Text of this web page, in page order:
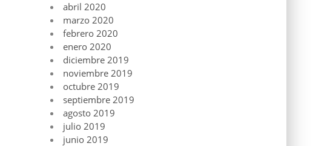
abril 2020
marzo 2020
febrero 2020
enero 2020
diciembre 2019
noviembre 2019
octubre 2019
septiembre 2019
agosto 2019
julio 2019
junio 2019